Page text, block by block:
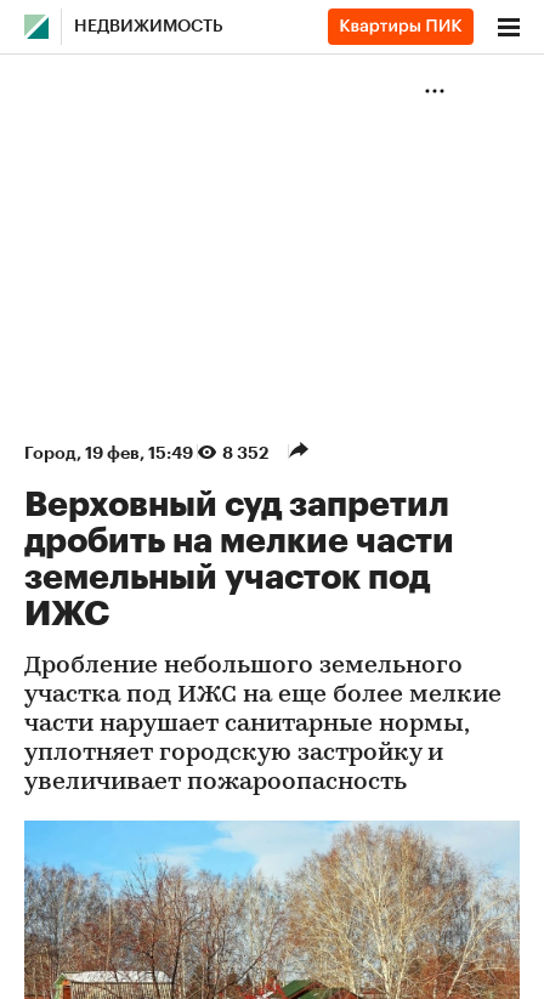
НЕДВИЖИМОСТЬ
Город⁠, 19 фев, 15:49 8 352
Верховный суд запретил
дробить на мелкие части
земельный участок под
ИЖС
Дробление небольшого земельного
участка под ИЖС на еще более мелкие
части нарушает санитарные нормы,
уплотняет городскую застройку и
увеличивает пожароопасность